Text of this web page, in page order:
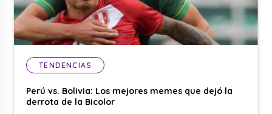
TENDENCIAS
Perú vs. Bolivia: Los mejores memes que dejó la
derrota de la Bicolor